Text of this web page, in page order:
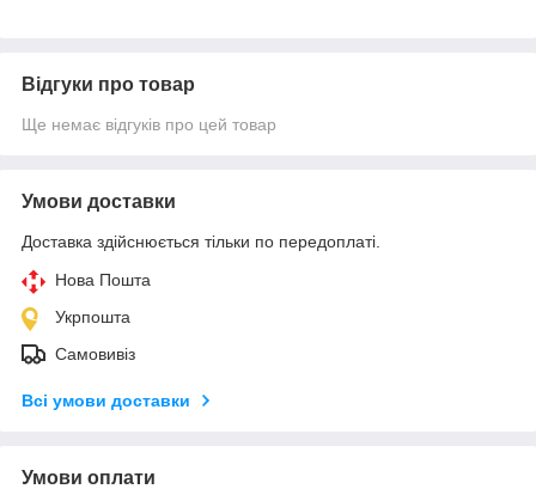
Відгуки про товар
Ще немає відгуків про цей товар
Умови доставки
Доставка здійснюється тільки по передоплаті.
Нова Пошта
Укрпошта
Самовивіз
Всі умови доставки
Умови оплати